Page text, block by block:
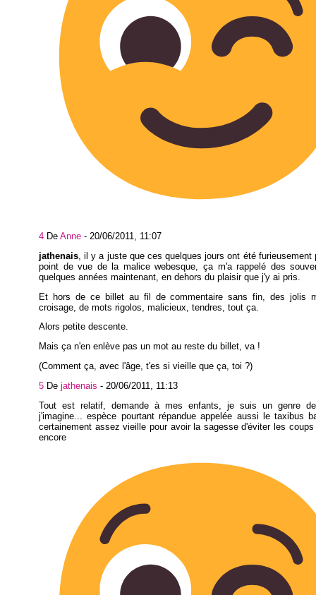
4 De Anne - 20/06/2011, 11:07
jathenais , il y a juste que ces quelques jours ont été furieusement
point de vue de la malice webesque, ça m'a rappelé des
quelques années maintenant, en dehors du plaisir que j'y ai pris.
Et hors de ce billet au fil de commentaire sans fin, des jolis
croisage, de mots rigolos, malicieux, tendres, tout ça.
Alors petite descente.
Mais ça n'en enlève pas un mot au reste du billet, va !
(Comment ça, avec l'âge, t'es si vieille que ça, toi ?)
5 De jathenais - 20/06/2011, 11:13
Tout est relatif, demande à mes enfants, je suis un genre de
j'imagine... espèce pourtant répandue appelée aussi le taxibus
certainement assez vieille pour avoir la sagesse d'éviter les
encore